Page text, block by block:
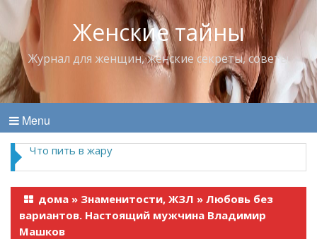
Женские тайны
Журнал для женщин, женские секреты, советы
Menu
Что пить в жару
дома » Знаменитости, ЖЗЛ » Любовь без
вариантов. Настоящий мужчина Владимир
Машков